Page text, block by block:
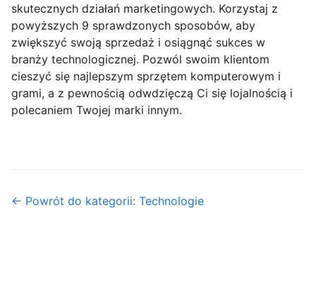
skutecznych działań marketingowych. Korzystaj z
powyższych 9 sprawdzonych sposobów, aby
zwiększyć swoją sprzedaż i osiągnąć sukces w
branży technologicznej. Pozwól swoim klientom
cieszyć się najlepszym sprzętem komputerowym i
grami, a z pewnością odwdzięczą Ci się lojalnością i
polecaniem Twojej marki innym.
← Powrót do kategorii: Technologie